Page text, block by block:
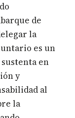
de
la
es un
en
y
al
la